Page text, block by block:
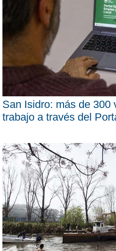
San Isidro: más de 300
trabajo a través del